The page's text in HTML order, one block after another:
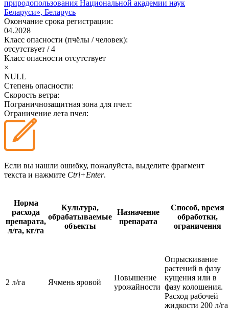
природопользования Национальной академии наук
Беларуси», Беларусь
Окончание срока регистрации:
04.2028
Класс опасности (пчёлы / человек):
отсутствует /4
Класс опасности отсутствует
×
NULL
Степень опасности:
Скорость ветра:
Пограничнозащитная зона для пчел:
Ограничение лета пчел:
Если вы нашли ошибку, пожалуйста, выделите фрагмент
текста и нажмите Ctrl+Enter.
Норма
расхода
препарата,
л/га, кг/га
Культура,
обрабатываемые
объекты
Назначение
препарата
Способ, время
обработки,
ограничения
2 л/га Ячмень яровой
Повышение
урожайности
Опрыскивание
растений в фазу
кущения или в
фазу колошения.
Расход рабочей
жидкости 200 л/га